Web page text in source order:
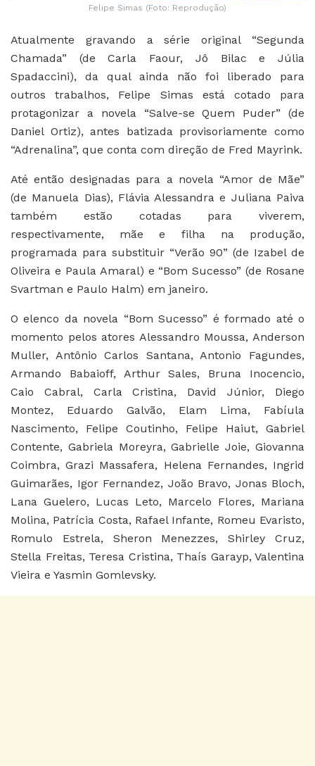
Felipe Simas (Foto: Reprodução)
Atualmente gravando a série original “Segunda
Chamada” (de Carla Faour, Jô Bilac e Júlia
Spadaccini), da qual ainda não foi liberado para
outros trabalhos, Felipe Simas está cotado para
protagonizar a novela “Salve-se Quem Puder” (de
Daniel Ortiz), antes batizada provisoriamente como
“Adrenalina”, que conta com direção de Fred Mayrink.
Até então designadas para a novela “Amor de Mãe”
(de Manuela Dias), Flávia Alessandra e Juliana Paiva
também estão cotadas para viverem,
respectivamente, mãe e filha na produção,
programada para substituir “Verão 90” (de Izabel de
Oliveira e Paula Amaral) e “Bom Sucesso” (de Rosane
Svartman e Paulo Halm) em janeiro.
O elenco da novela “Bom Sucesso” é formado até o
momento pelos atores Alessandro Moussa, Anderson
Muller, Antônio Carlos Santana, Antonio Fagundes,
Armando Babaioff, Arthur Sales, Bruna Inocencio,
Caio Cabral, Carla Cristina, David Júnior, Diego
Montez, Eduardo Galvão, Elam Lima, Fabíula
Nascimento, Felipe Coutinho, Felipe Haiut, Gabriel
Contente, Gabriela Moreyra, Gabrielle Joie, Giovanna
Coimbra, Grazi Massafera, Helena Fernandes, Ingrid
Guimarães, Igor Fernandez, João Bravo, Jonas Bloch,
Lana Guelero, Lucas Leto, Marcelo Flores, Mariana
Molina, Patrícia Costa, Rafael Infante, Romeu Evaristo,
Romulo Estrela, Sheron Menezzes, Shirley Cruz,
Stella Freitas, Teresa Cristina, Thaís Garayp, Valentina
Vieira e Yasmin Gomlevsky.